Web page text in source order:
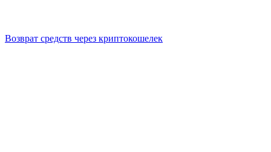
Возврат средств через криптокошелек